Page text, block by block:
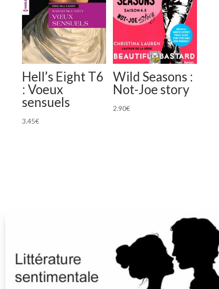
Hell’s Eight T6
: Voeux
sensuels
3.45€
Wild Seasons :
Not-Joe story
2.90€